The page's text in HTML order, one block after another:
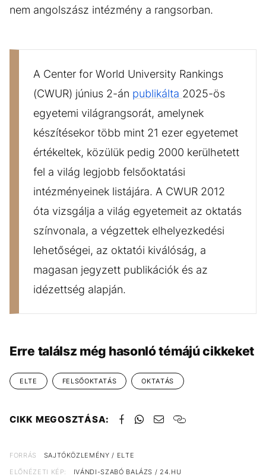
nem angolszász intézmény a rangsorban.
A Center for World University Rankings
(CWUR) június 2-án publikálta 2025-ös
egyetemi világrangsorát, amelynek
készítésekor több mint 21 ezer egyetemet
értékeltek, közülük pedig 2000 kerülhetett
fel a világ legjobb felsőoktatási
intézményeinek listájára. A CWUR 2012
óta vizsgálja a világ egyetemeit az oktatás
színvonala, a végzettek elhelyezkedési
lehetőségei, az oktatói kiválóság, a
magasan jegyzett publikációk és az
idézettség alapján.
Erre találsz még hasonló témájú cikkeket
ELTE FELSŐOKTATÁS OKTATÁS
CIKK MEGOSZTÁSA:
FORRÁS
SAJTÓKÖZLEMÉNY / ELTE
ELŐNÉZETI KÉP:
IVÁNDI-SZABÓ BALÁZS / 24.HU